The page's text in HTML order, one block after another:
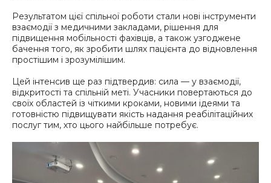
Результатом цієї спільної роботи стали нові інструменти
взаємодії з медичними закладами, рішення для
підвищення мобільності фахівців, а також узгоджене
бачення того, як зробити шлях пацієнта до відновлення
простішим і зрозумілішим.
Цей інтенсив ще раз підтвердив: сила — у взаємодії,
відкритості та спільній меті. Учасники повертаються до
своїх областей із чіткими кроками, новими ідеями та
готовністю підвищувати якість надання реабілітаційних
послуг тим, хто цього найбільше потребує.